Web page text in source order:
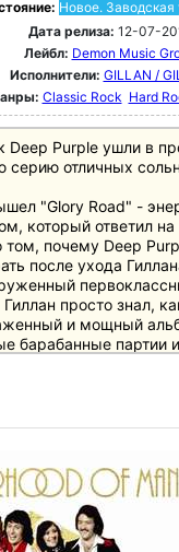
Новое. Заводская
Дата релиза: 12-07-
Лейбл: Demon Music
Исполнители: GILLAN /
Classic Rock Hard
Deep Purple ушли в
серию отличных
"Glory Road" -
который ответил
том, почему Deep
после ухода
просто знал,
и мощный
барабанные партии
альбомных
стороне
как и разнообразный
Рок с
(Good Times, апрель /